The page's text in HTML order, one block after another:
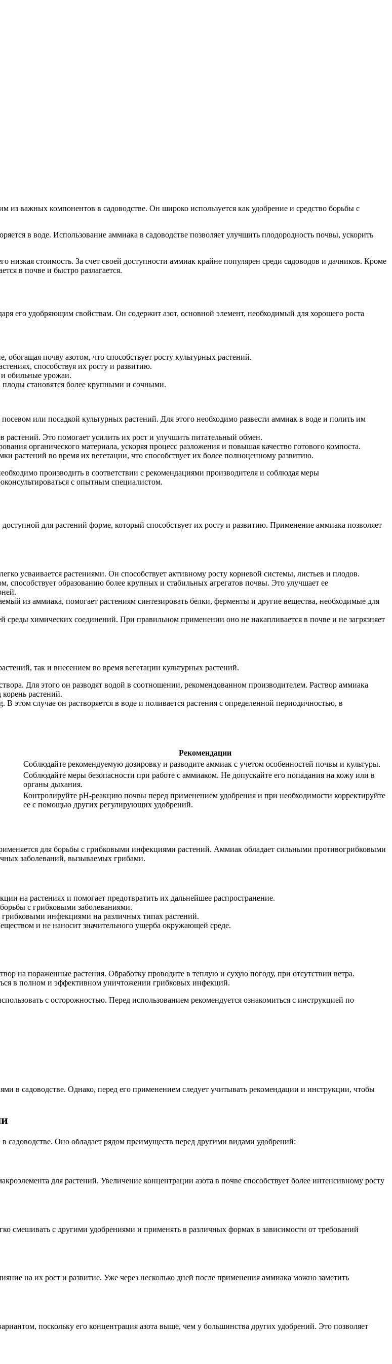
из важных компонентов в садоводстве. Он широко используется как удобрение и средство борьбы с
в воде. Использование аммиака в садоводстве позволяет улучшить плодородность почвы, ускорить
низкая стоимость. За счет своей доступности аммиак крайне популярен среди садоводов и дачников. Кроме
в почве и быстро разлагается.
его удобряющим свойствам. Он содержит азот, основной элемент, необходимый для хорошего роста
почву азотом, что способствует росту культурных растений.
способствуя их росту и развитию.
и обильные урожаи.
становятся более крупными и сочными.
или посадкой культурных растений. Для этого необходимо развести аммиак в воде и полить им
Это помогает усилить их рост и улучшить питательный обмен.
органического материала, ускоряя процесс разложения и повышая качество готового компоста.
растений во время их вегетации, что способствует их более полноценному развитию.
производить в соответствии с рекомендациями производителя и соблюдая меры
с опытным специалистом.
для растений форме, который способствует их росту и развитию. Применение аммиака позволяет
усваивается растениями. Он способствует активному росту корневой системы, листьев и плодов.
образованию более крупных и стабильных агрегатов почвы. Это улучшает ее
из аммиака, помогает растениям синтезировать белки, ферменты и другие вещества, необходимые для
химических соединений. При правильном применении оно не накапливается в почве и не загрязняет
так и внесением во время вегетации культурных растений.
Для этого он разводят водой в соотношении, рекомендованном производителем. Раствор аммиака
растений.
случае он растворяется в воде и поливается растения с определенной периодичностью, в
Рекомендации
Соблюдайте рекомендуемую дозировку и разводите аммиак с учетом особенностей почвы и культуры.
Соблюдайте меры безопасности при работе с аммиаком. Не допускайте его попадания на кожу или в
органы дыхания.
Контролируйте pH-реакцию почвы перед применением удобрения и при необходимости корректируйте
ее с помощью других регулирующих удобрений.
для борьбы с грибковыми инфекциями растений. Аммиак обладает сильными противогрибковыми
заболеваний, вызываемых грибами.
на растениях и помогает предотвратить их дальнейшее распространение.
с грибковыми заболеваниями.
инфекциями на различных типах растений.
и не наносит значительного ущерба окружающей среде.
на пораженные растения. Обработку проводите в теплую и сухую погоду, при отсутствии ветра.
в полном и эффективном уничтожении грибковых инфекций.
с осторожностью. Перед использованием рекомендуется ознакомиться с инструкцией по
в садоводстве. Однако, перед его применением следует учитывать рекомендации и инструкции, чтобы
Оно обладает рядом преимуществ перед другими видами удобрений:
для растений. Увеличение концентрации азота в почве способствует более интенсивному росту
смешивать с другими удобрениями и применять в различных формах в зависимости от требований
на их рост и развитие. Уже через несколько дней после применения аммиака можно заметить
поскольку его концентрация азота выше, чем у большинства других удобрений. Это позволяет